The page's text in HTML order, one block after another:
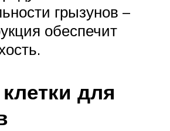
грызунов –
обеспечит
для